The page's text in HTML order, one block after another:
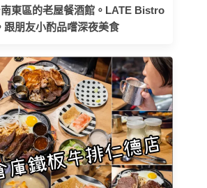
南東區的老屋餐酒館。LATE Bistro
跟朋友小酌品嚐深夜美食